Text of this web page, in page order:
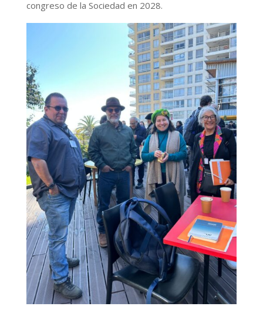
congreso de la Sociedad en 2028.